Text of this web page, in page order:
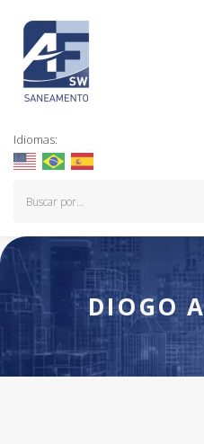
Idiomas:
DIOGO